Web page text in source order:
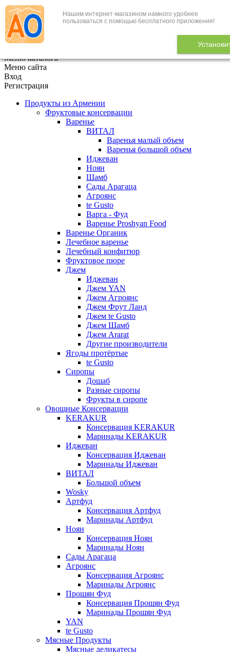
Нашим интернет-магазином намного удобнее
пользоваться с помощью бесплатного приложения!
+7 (495) 646-888-1
В корзине 0
Меню каталога
Меню сайта
Вход
Регистрация
Продукты из Армении
Фруктовые консервации
Варенье
ВИТАЛ
Варенья малый объем
Варенья большой объем
Иджеван
Ноян
Шамб
Сады Арагаца
Агроянс
te Gusto
Варга - Фуд
Варенье Proshyan Food
Варенье Органик
Лечебное варенье
Лечебный конфитюр
Фруктовое пюре
Джем
Иджеван
Джем YAN
Джем Агроянс
Джем Фрут Ланд
Джем te Gusto
Джем Шамб
Джем Ararat
Другие производители
Ягоды протёртые
te Gusto
Сиропы
Дошаб
Разные сиропы
Фрукты в сиропе
Овощные Консервации
KERAKUR
Консервация KERAKUR
Маринады KERAKUR
Иджеван
Консервация Иджеван
Маринады Иджеван
ВИТАЛ
Большой объем
Wosky
Артфуд
Консервация Артфуд
Маринады Артфуд
Ноян
Консервация Ноян
Маринады Ноян
Сады Арагаца
Агроянс
Консервация Агроянс
Маринады Агроянс
Прошян Фуд
Консервация Прошян Фуд
Маринады Прошян Фуд
YAN
te Gusto
Мясные Продукты
Мясные деликатесы